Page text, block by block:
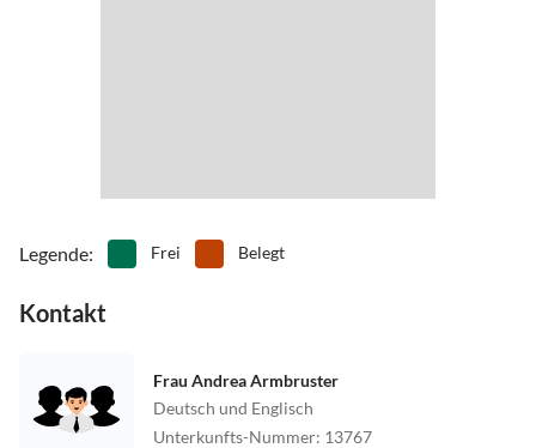
Legende: Frei Belegt
Kontakt
Frau Andrea Armbruster
Deutsch und Englisch
Unterkunfts-Nummer: 13767